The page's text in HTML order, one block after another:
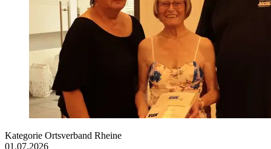
Kategorie Ortsverband Rheine
01.07.2026